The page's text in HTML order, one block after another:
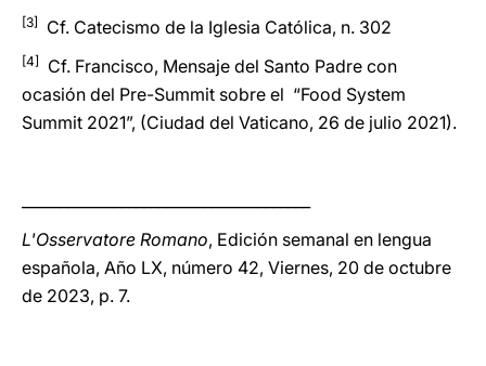
[3] Cf. Catecismo de la Iglesia Católica, n. 302
[4]
Cf. Francisco, Mensaje del Santo Padre con
ocasión del Pre-Summit sobre el “Food System
Summit 2021”, (Ciudad del Vaticano, 26 de julio 2021).
L'Osservatore Romano, Edición semanal en lengua
española, Año LX, número 42, Viernes, 20 de octubre
de 2023, p. 7.